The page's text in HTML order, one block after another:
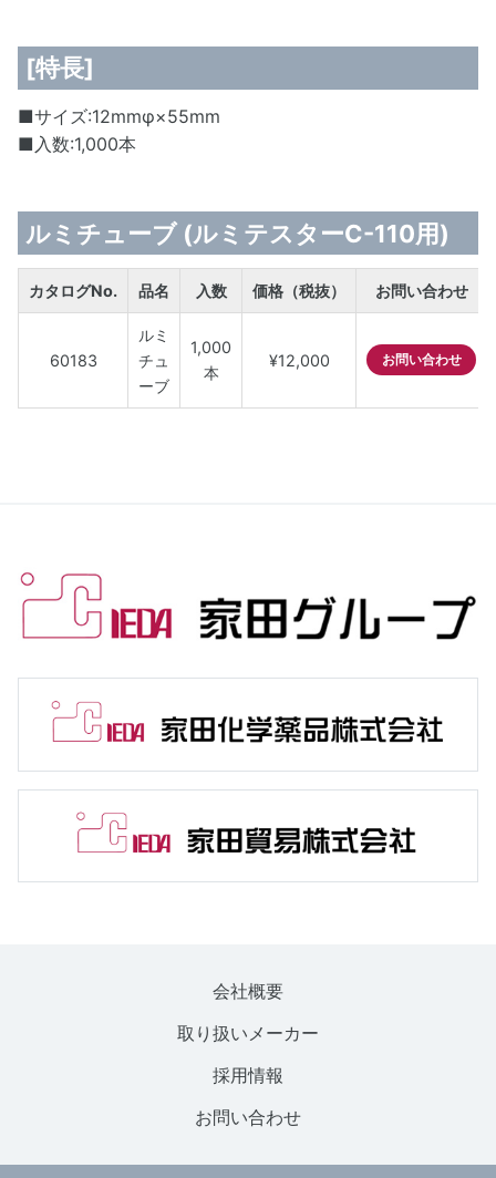
[特長]
■サイズ:12mmφ×55mm
■入数:1,000本
ルミチューブ (ルミテスターC-110用)
カタログNo. 品名 入数 価格（税抜） お問い合わせ
60183
ルミ
チュ
ーブ
1,000
本
¥12,000 お問い合わせ
会社概要
取り扱いメーカー
採用情報
お問い合わせ